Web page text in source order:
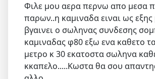
Φιλε μου αερα περνω απο μεσα
παρων..η καμιναδα ειναι ως
βγαινει ο σωληνας συνδεσης
καμιναδας φ80 εξω ενα καθετο
μετρο κ 30 εκατοστα σωληνα
κκαπελο.....Κωστα θα σου